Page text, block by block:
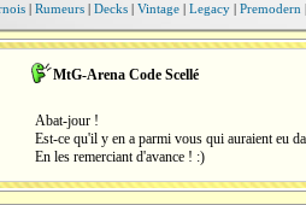
| Rumeurs| Decks| Vintage| Legacy| Premodern
MtG-Arena Code Scellé
Abat-jour !
Est-ce qu'il y en a parmi vous qui auraient eu
En les remerciant d'avance ! :)